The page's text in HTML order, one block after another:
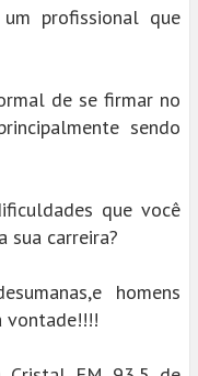
profissional que
de se firmar no
sendo
que você
sua carreira?
homens
vontade!!!!